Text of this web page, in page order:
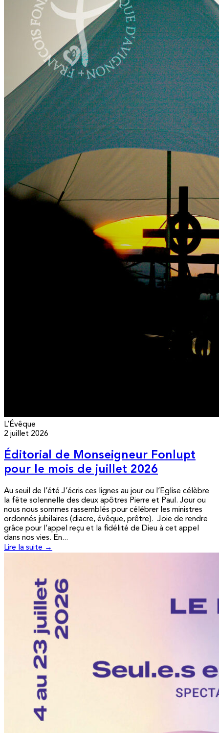
L’Évêque
2 juillet 2026
Éditorial de Monseigneur Fonlupt
pour le mois de juillet 2026
Au seuil de l’été J’écris ces lignes au jour ou l’Eglise célèbre
la fête solennelle des deux apôtres Pierre et Paul. Jour ou
nous nous sommes rassemblés pour célébrer les ministres
ordonnés jubilaires (diacre, évêque, prêtre). Joie de rendre
grâce pour l’appel reçu et la fidélité de Dieu à cet appel
dans nos vies. En...
Lire la suite →